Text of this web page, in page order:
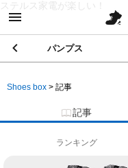
ステルス家電が楽しい！
パンプス
Shoes box > 記事
記事
ランキング